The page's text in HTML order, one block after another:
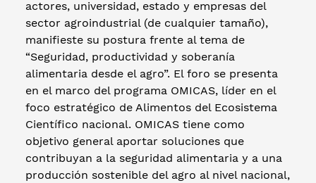
actores, universidad, estado y empresas del
sector agroindustrial (de cualquier tamaño),
manifieste su postura frente al tema de
“Seguridad, productividad y soberanía
alimentaria desde el agro”. El foro se presenta
en el marco del programa OMICAS, líder en el
foco estratégico de Alimentos del Ecosistema
Científico nacional. OMICAS tiene como
objetivo general aportar soluciones que
contribuyan a la seguridad alimentaria y a una
producción sostenible del agro al nivel nacional,